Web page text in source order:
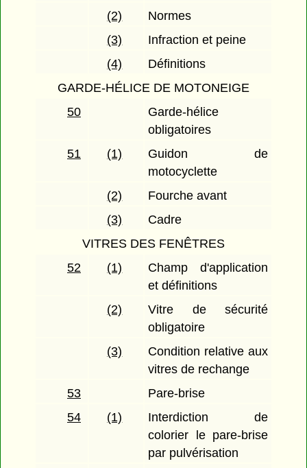
(2)
Normes
(3)
Infraction et peine
(4)
Définitions
GARDE-HÉLICE DE MOTONEIGE
50
Garde-hélice
obligatoires
51
(1)
Guidon de
motocyclette
(2)
Fourche avant
(3)
Cadre
VITRES DES FENÊTRES
52
(1)
Champ d'application
et définitions
(2)
Vitre de sécurité
obligatoire
(3)
Condition relative aux
vitres de rechange
53
Pare-brise
54
(1)
Interdiction de
colorier le pare-brise
par pulvérisation